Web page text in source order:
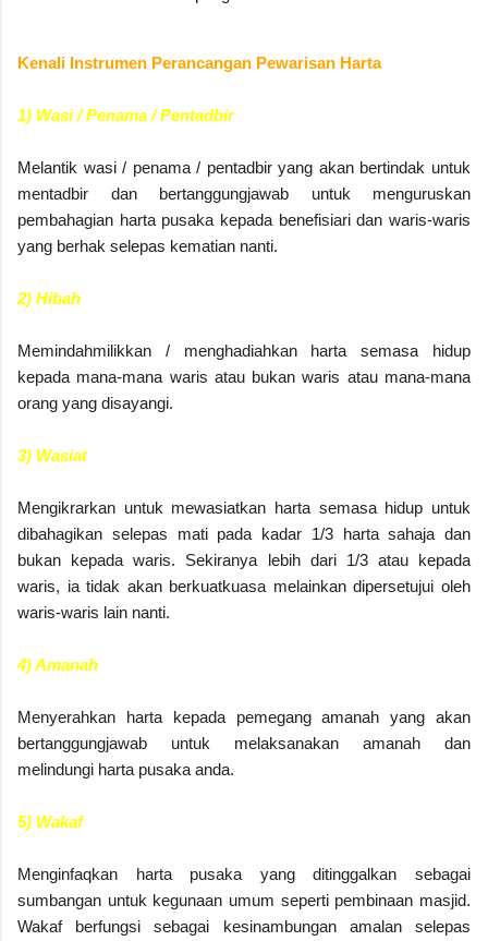
Kenali Instrumen Perancangan Pewarisan Harta
1) Wasi / Penama / Pentadbir
Melantik wasi / penama / pentadbir yang akan bertindak untuk
mentadbir dan bertanggungjawab untuk menguruskan
pembahagian harta pusaka kepada benefisiari dan waris-waris
yang berhak selepas kematian nanti.
2) Hibah
Memindahmilikkan / menghadiahkan harta semasa hidup
kepada mana-mana waris atau bukan waris atau mana-mana
orang yang disayangi.
3) Wasiat
Mengikrarkan untuk mewasiatkan harta semasa hidup untuk
dibahagikan selepas mati pada kadar 1/3 harta sahaja dan
bukan kepada waris. Sekiranya lebih dari 1/3 atau kepada
waris, ia tidak akan berkuatkuasa melainkan dipersetujui oleh
waris-waris lain nanti.
4) Amanah
Menyerahkan harta kepada pemegang amanah yang akan
bertanggungjawab untuk melaksanakan amanah dan
melindungi harta pusaka anda.
5) Wakaf
Menginfaqkan harta pusaka yang ditinggalkan sebagai
sumbangan untuk kegunaan umum seperti pembinaan masjid.
Wakaf berfungsi sebagai kesinambungan amalan selepas